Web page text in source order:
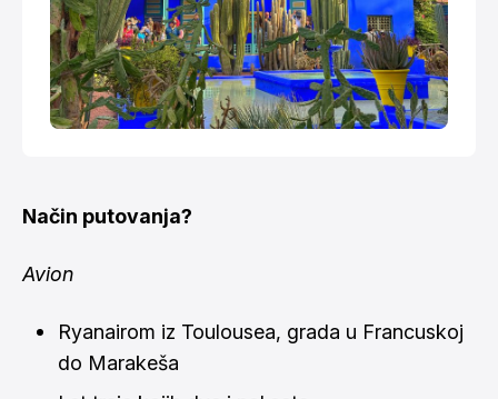
Način putovanja?
Avion
Ryanairom iz Toulousea, grada u Francuskoj
do Marakeša